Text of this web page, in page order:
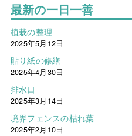
最新の一日一善
植栽の整理
2025年5月12日
貼り紙の修繕
2025年4月30日
排水口
2025年3月14日
境界フェンスの枯れ葉
2025年2月10日